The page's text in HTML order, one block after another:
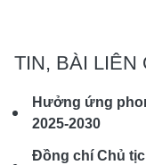
TIN, BÀI LIÊN
Hưởng ứng
2025-2030
Đồng chí Chủ